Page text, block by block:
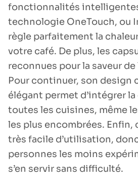
fonctionnalités
technologie OneTouch, ou
règle parfaitement la
votre café. De plus, les
reconnues pour la saveur
Pour continuer, son design
élégant permet d’intégrer
toutes les cuisines, même
les plus encombrées. Enfin,
très facile d’utilisation,
personnes les moins
s’en servir sans difficulté.